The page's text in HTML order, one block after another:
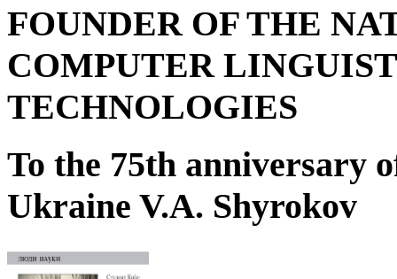
FOUNDER OF THE
COMPUTER
TECHNOLOGIES
To the 75th anniversary
Ukraine V.A. Shyrokov